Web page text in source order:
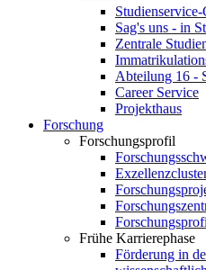
Studienservice-
Sag's uns - in
Zentrale
Abteilung 16 -
Career Service
Projekthaus
Forschung
Forschungsprofil
Frühe Karrierephase
Förderung in